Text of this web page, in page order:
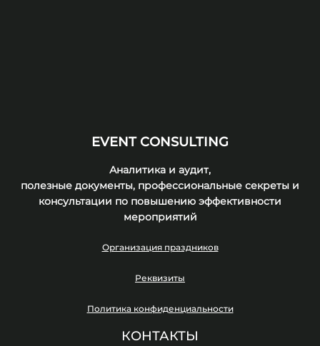
EVENT CONSULTING
Аналитика и аудит,
полезные документы, профессиональные секреты и
консультации по повышению эффективности
мероприятий
Организация праздников
Реквизиты
Политика конфиденциальности
КОНТАКТЫ